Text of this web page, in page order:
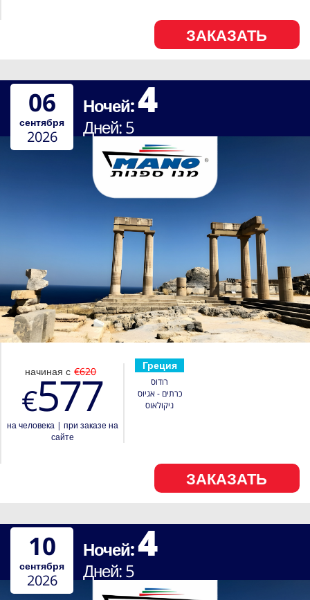
ЗАКАЗАТЬ
Ночей:4
Дней:5
06
сентября
2026
Греция
רודוס
כרתים - אגיוס
ניקולאוס
начиная с €620
€577
на человека| при заказе на
сайте
ЗАКАЗАТЬ
Ночей:4
Дней:5
10
сентября
2026